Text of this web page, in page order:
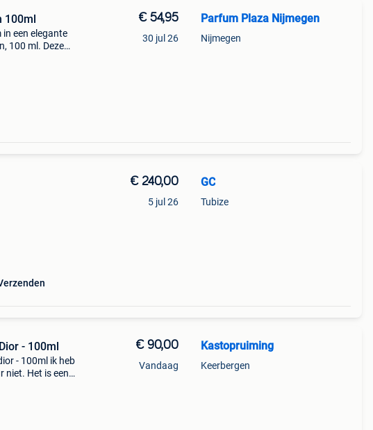
100ml
een elegante
100 ml. Deze
€ 54,95
30 jul 26
Parfum Plaza Nijmegen
Nijmegen
€ 240,00
5 jul 26
GC
Tubize
- 100ml
- 100ml ik heb
niet. Het is een
€ 90,00
Vandaag
Kastopruiming
Keerbergen